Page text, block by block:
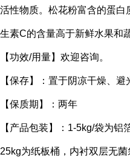
活性物质。松花粉富含的蛋白
生素C的含量高于新鲜水果和
【功效/用量】欢迎咨询。
【保存】：置于阴凉干燥、避
【保质期】：两年
【产品包装】：1-5kg/袋为
25kg为纸板桶，内衬双层无